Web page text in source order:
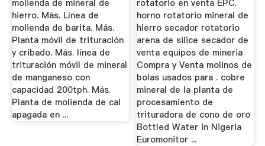
molienda de mineral de
hierro. Más. Línea de
molienda de barita. Más.
Planta móvil de trituración
y cribado. Más. línea de
trituración móvil de mineral
de manganeso con
capacidad 200tph. Más.
Planta de molienda de cal
apagada en ...
rotatorio en venta EPC.
horno rotatorio mineral de
hierro secador rotatorio
arena de silice secador de
venta equipos de mineria
Compra y Venta molinos de
bolas usados para . cobre
mineral de la planta de
procesamiento de
trituradora de cono de oro
Bottled Water in Nigeria
Euromonitor ...